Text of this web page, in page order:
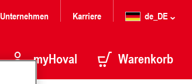
Unternehmen Karriere de_DE
myHoval Warenkorb